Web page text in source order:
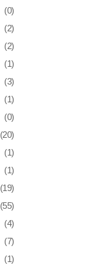
(0)
(2)
(2)
(1)
(3)
(1)
(0)
(20)
(1)
(1)
(19)
(55)
(4)
(7)
(1)